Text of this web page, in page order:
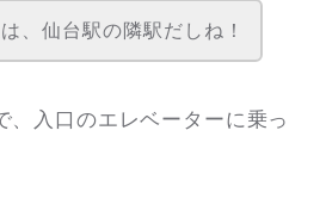
、仙台駅の隣駅だしね！
、入口のエレベーターに乗っ